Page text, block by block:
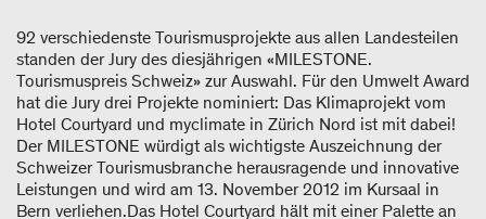
92 verschiedenste Tourismusprojekte aus allen Landesteilen
standen der Jury des diesjährigen «MILESTONE.
Tourismuspreis Schweiz» zur Auswahl. Für den Umwelt Award
hat die Jury drei Projekte nominiert: Das Klimaprojekt vom
Hotel Courtyard und myclimate in Zürich Nord ist mit dabei!
Der MILESTONE würdigt als wichtigste Auszeichnung der
Schweizer Tourismusbranche herausragende und innovative
Leistungen und wird am 13. November 2012 im Kursaal in
Bern verliehen.Das Hotel Courtyard hält mit einer Palette an